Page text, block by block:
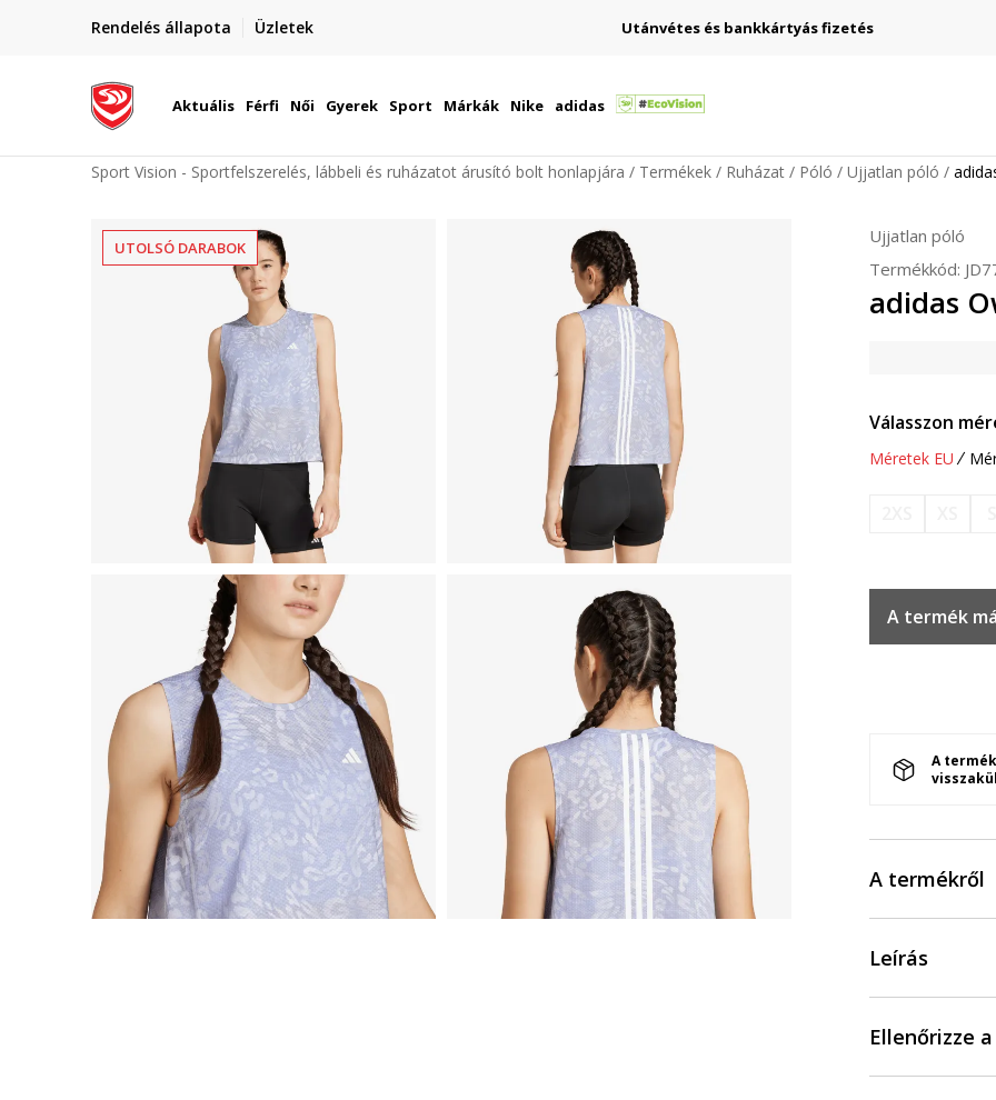
Rendelés állapota Üzletek
Szállítás Magyarország területén Utánvétes és bankkártyás fizetés
Aktuális Férfi Női Gyerek Sport Márkák Nike adidas
Sport Vision - Sportfelszerelés, lábbeli és ruházatot árusító bolt honlapjára Termékek Ruházat Póló Ujjatlan póló
UTOLSÓ DARABOK
Ujjatlan póló
Termékkód:
adidas
Válasszon
Méretek EU
A termék
A
A termékről
Leírás
Ellenőrizze